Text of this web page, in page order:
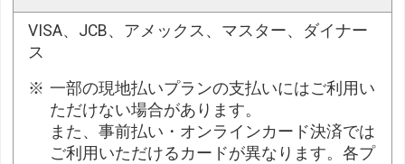
VISA、JCB、アメックス、マスター、ダイナー
ス
一部の現地払いプランの支払いにはご利用い
ただけない場合があります。
また、事前払い・オンラインカード決済では
ご利用いただけるカードが異なります。各プ